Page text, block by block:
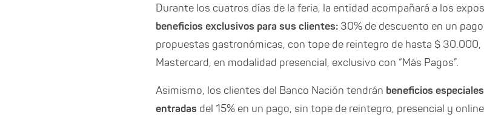
Durante los cuatros días de la feria, la entidad acompañará a los
beneficios exclusivos para sus clientes: 30% de descuento en un
propuestas gastronómicas, con tope de reintegro de hasta $
Mastercard, en modalidad presencial, exclusivo con “Más Pagos”.
Asimismo, los clientes del Banco Nación tendrán beneficios
entradas del 15% en un pago, sin tope de reintegro, presencial y